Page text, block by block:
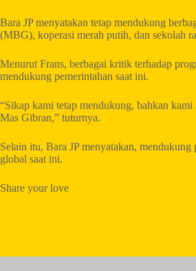
Bara JP menyatakan tetap mendukung
(MBG), koperasi merah putih, dan sekolah
Menurut Frans, berbagai kritik terhadap
mendukung pemerintahan saat ini.
“Sikap kami tetap mendukung, bahkan
Mas Gibran,” tuturnya.
Selain itu, Bara JP menyatakan,
global saat ini.
Share your love